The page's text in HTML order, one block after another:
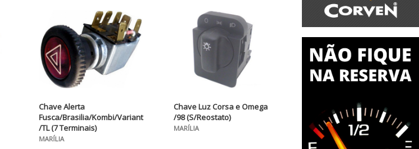
Chave Alerta
Fusca/Brasilia/Kombi/Variant
/TL (7 Terminais)
MARÍLIA
Chave Luz Corsa e Omega
/98 (S/Reostato)
MARÍLIA